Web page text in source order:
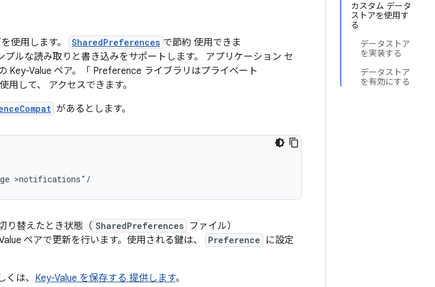
カスタム データ
ストアを使用す
る
データストア
を実装する
データストア
を有効にする
使用します。 SharedPreferences で節約 使用できま
プルな読み取りと書き込みをサポートします。 アプリケーション セ
Key-Value ペア。「 Preference ライブラリはプライベート
用して、 アクセスできます。
があるとします。
>notifications"/
り替えたとき状態（ SharedPreferences ファイル）
ペアで更新を行います。使用される鍵は、 Preference
に設定
くは、 Key-Value を保存する 提供します。